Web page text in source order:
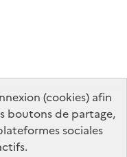
(cookies) afin
boutons de partage,
sociales
info.gouv.fr